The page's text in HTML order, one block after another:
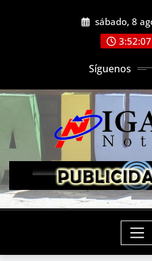
sábado, 8
Síguenos